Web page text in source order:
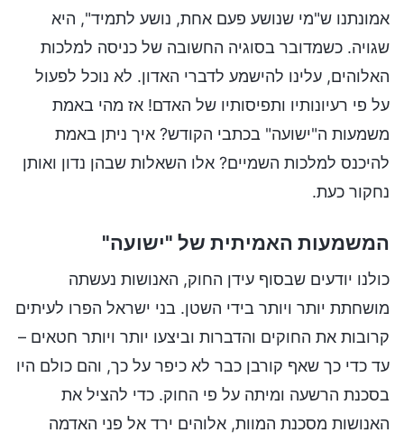
אמונתנו ש"מי שנושע פעם אחת, נושע לתמיד", היא
שגויה. כשמדובר בסוגיה החשובה של כניסה למלכות
האלוהים, עלינו להישמע לדברי האדון. לא נוכל לפעול
על פי רעיונותיו ותפיסותיו של האדם! אז מהי באמת
משמעות ה"ישועה" בכתבי הקודש? איך ניתן באמת
להיכנס למלכות השמיים? אלו השאלות שבהן נדון ואותן
נחקור כעת.
המשמעות האמיתית של "ישועה"
כולנו יודעים שבסוף עידן החוק, האנושות נעשתה
מושחתת יותר ויותר בידי השטן. בני ישראל הפרו לעיתים
קרובות את החוקים והדברות וביצעו יותר ויותר חטאים –
עד כדי כך שאף קורבן כבר לא כיפר על כך, והם כולם היו
בסכנת הרשעה ומיתה על פי החוק. כדי להציל את
האנושות מסכנת המוות, אלוהים ירד אל פני האדמה